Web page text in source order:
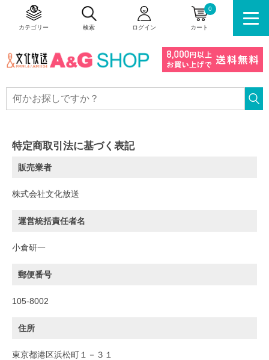
カート
0
ログイン
検索
カテゴリー
特定商取引法に基づく表記
販売業者
株式会社文化放送
運営統括責任者名
小倉研一
郵便番号
105-8002
住所
東京都港区浜松町１－３１